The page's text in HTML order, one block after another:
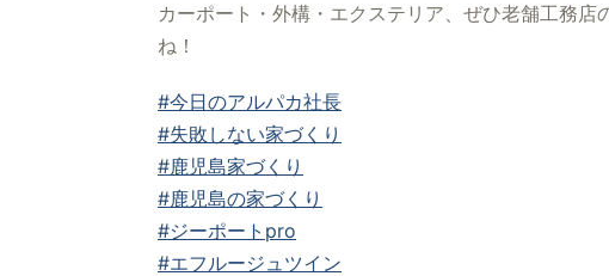
カーポート・外構・エクステリア、ぜひ老舗工務
ね！
#今日のアルパカ社長
#失敗しない家づくり
#鹿児島家づくり
#鹿児島の家づくり
#ジーポートpro
#エフルージュツイン